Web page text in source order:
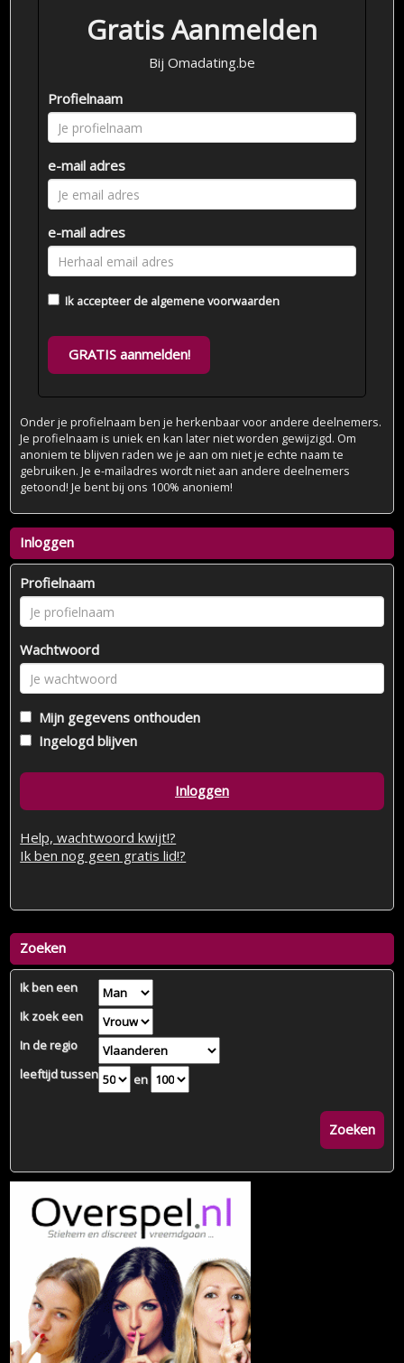
Gratis Aanmelden
Bij Omadating.be
Profielnaam
e-mail adres
e-mail adres
Ik accepteer de algemene voorwaarden
GRATIS aanmelden!
Onder je profielnaam ben je herkenbaar voor andere deelnemers.
Je profielnaam is uniek en kan later niet worden gewijzigd. Om
anoniem te blijven raden we je aan om niet je echte naam te
gebruiken. Je e-mailadres wordt niet aan andere deelnemers
getoond! Je bent bij ons 100% anoniem!
Inloggen
Profielnaam
Wachtwoord
Mijn gegevens onthouden
Ingelogd blijven
Inloggen
Help, wachtwoord kwijt!?
Ik ben nog geen gratis lid!?
Zoeken
Ik ben een
Ik zoek een
In de regio
leeftijd tussen
en
Zoeken